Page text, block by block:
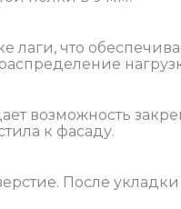
лаги, что
возможность
к фасаду.
После